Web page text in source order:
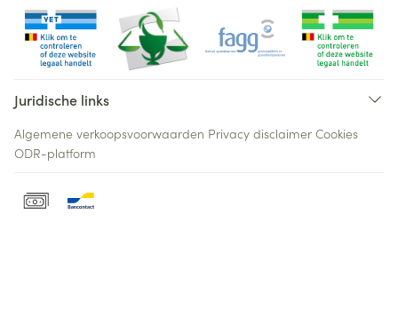
Juridische links
Algemene verkoopsvoorwaarden Privacy disclaimer Cookies
ODR-platform